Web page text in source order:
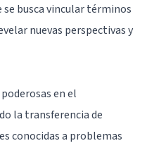
se busca vincular términos
nuevas perspectivas y
en el
la transferencia de
conocidas a problemas